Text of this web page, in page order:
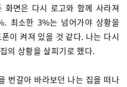
화면은 다시 로고와 함께 사라져
최소한 3%는 넘어가야 상황을
이 켜져 있을 것 같다. 나는 다시
의 상황을 살피기로 했다.
번갈아 바라보던 나는 집을 떠나